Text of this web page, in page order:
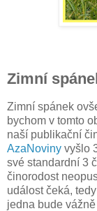
Zimní
Zimní spánek
bychom v tomto
naší publikační
AzaNoviny vyšlo
své standardní 3
činorodost
událost čeká,
jedna bude